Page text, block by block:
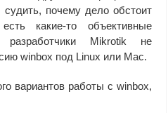
почему дело обстоит
какие-то объективные
Mikrotik не
winbox под Linux или Mac.
вариантов работы с winbox,